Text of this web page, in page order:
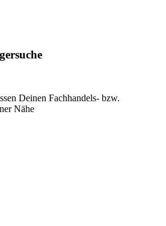
Deinen Fachhandels- bzw.
Nähe